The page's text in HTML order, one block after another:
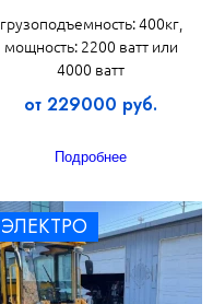
грузоподъемность: 400кг,
мощность: 2200 ватт или
4000 ватт
от 229000 руб.
Подробнее
ЭЛЕКТРО